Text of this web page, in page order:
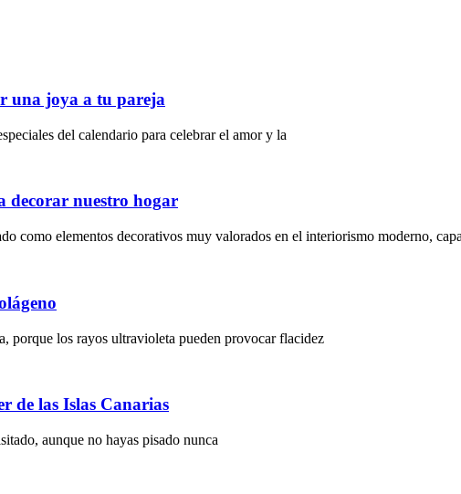
una joya a tu pareja
del calendario para celebrar el amor y la
decorar nuestro hogar
como elementos decorativos muy valorados en el interiorismo moderno,
porque los rayos ultravioleta pueden provocar flacidez
de las Islas Canarias
aunque no hayas pisado nunca